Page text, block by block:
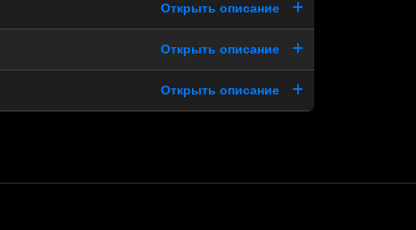
Открыть описание
Открыть описание
Открыть описание